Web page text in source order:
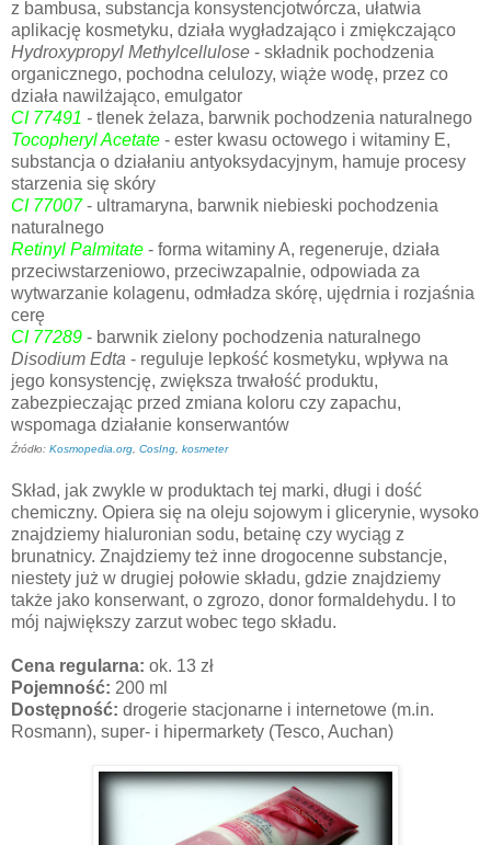
z bambusa, substancja konsystencjotwórcza, ułatwia
aplikację kosmetyku, działa wygładzająco i zmiękczająco
Hydroxypropyl Methylcellulose - składnik pochodzenia
organicznego, pochodna celulozy, wiąże wodę, przez co
działa nawilżająco, emulgator
CI 77491 - tlenek żelaza, barwnik pochodzenia naturalnego
Tocopheryl Acetate - ester kwasu octowego i witaminy E,
substancja o działaniu antyoksydacyjnym, hamuje procesy
starzenia się skóry
CI 77007- ultramaryna, barwnik niebieski pochodzenia
naturalnego
Retinyl Palmitate - forma witaminy A, regeneruje, działa
przeciwstarzeniowo, przeciwzapalnie, odpowiada za
wytwarzanie kolagenu, odmładza skórę, ujędrnia i rozjaśnia
cerę
CI 77289 - barwnik zielony pochodzenia naturalnego
Disodium Edta - reguluje lepkość kosmetyku, wpływa na
jego konsystencję, zwiększa trwałość produktu,
zabezpieczając przed zmiana koloru czy zapachu,
wspomaga działanie konserwantów
Źródło: Kosmopedia.org, CosIng, kosmeter
Skład, jak zwykle w produktach tej marki, długi i dość
chemiczny. Opiera się na oleju sojowym i glicerynie, wysoko
znajdziemy hialuronian sodu, betainę czy wyciąg z
brunatnicy. Znajdziemy też inne drogocenne substancje,
niestety już w drugiej połowie składu, gdzie znajdziemy
także jako konserwant, o zgrozo, donor formaldehydu. I to
mój największy zarzut wobec tego składu.
Cena regularna: ok. 13 zł
Pojemność: 200 ml
Dostępność: drogerie stacjonarne i internetowe (m.in.
Rosmann), super- i hipermarkety (Tesco, Auchan)